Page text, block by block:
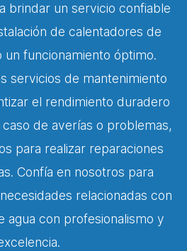
brindar un servicio confiable
de calentadores de
un funcionamiento óptimo.
servicios de mantenimiento
el rendimiento duradero
de averías o problemas,
para realizar reparaciones
Confía en nosotros para
relacionadas con
agua con profesionalismo y